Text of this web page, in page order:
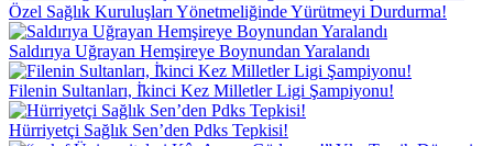
Özel Sağlık Kuruluşları Yönetmeliğinde Yürütmeyi Durdurma!
Saldırıya Uğrayan Hemşireye Boynundan Yaralandı
Filenin Sultanları, İ̇kinci Kez Milletler Ligi Şampiyonu!
Hürriyetçi Sağlık Sen’den Pdks Tepkisi!